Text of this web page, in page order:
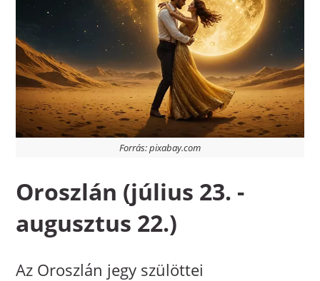
Forrás: pixabay.com
Oroszlán (július 23. -
augusztus 22.)
Az Oroszlán jegy szülöttei